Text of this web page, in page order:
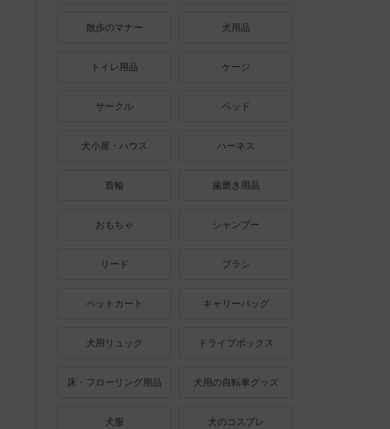
散歩のマナー 犬用品
トイレ用品 ケージ
サークル ベッド
犬小屋・ハウス ハーネス
首輪 歯磨き用品
おもちゃ シャンプー
リード ブラシ
ペットカート キャリーバッグ
犬用リュック ドライブボックス
床・フローリング用品 犬用の自転車グッズ
犬服 犬のコスプレ